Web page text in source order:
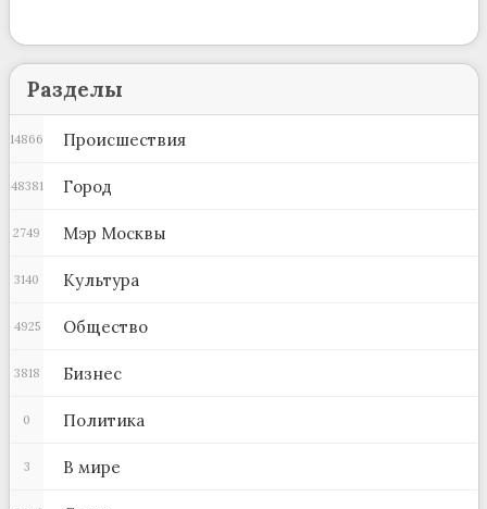
Разделы
Происшествия
14866
Город
48381
Мэр Москвы
2749
Культура
3140
Общество
4925
Бизнес
3818
Политика
0
В мире
3